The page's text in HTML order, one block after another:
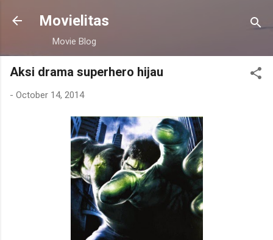
Skip to main content
Movielitas
Movie Blog
Aksi drama superhero hijau
- October 14, 2014